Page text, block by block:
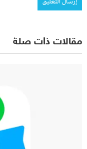
مقالات ذات صلة